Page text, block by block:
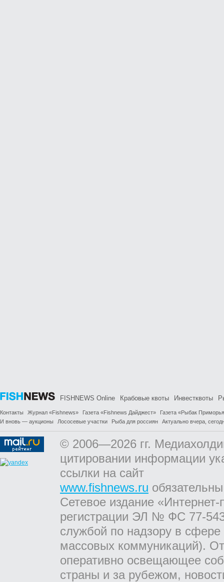
FISHNEWS Online Крабовые квоты Инвестквоты
Контакты Журнал «Fishnews» Газета «Fishnews Дайджест»
Газета «Рыбак
И вновь — аукционы
Лососевые участки Рыба для россиян Актуально вчера,
© 2006—2026 гг.
цитировании информации
ссылки на сайт
www.fishnews.ru
Сетевое издание
регистрации ЭЛ № ФС 77-
службой по надзору в
массовых коммуникаций).
оперативно освещающее
страны и за рубежом,